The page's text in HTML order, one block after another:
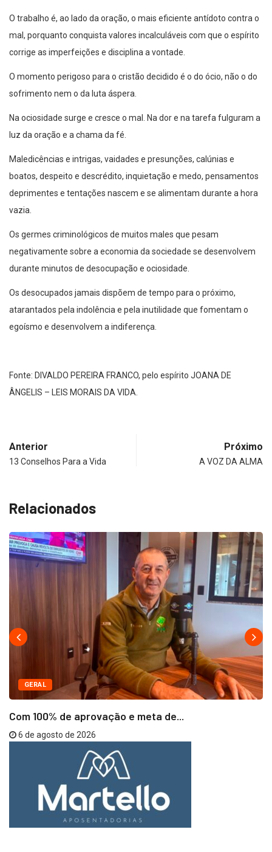
O trabalho é, ao lado da oração, o mais eficiente antídoto contra o
mal, porquanto conquista valores incalculáveis com que o espírito
corrige as imperfeições e disciplina a vontade.
O momento perigoso para o cristão decidido é o do ócio, não o do
sofrimento nem o da luta áspera.
Na ociosidade surge e cresce o mal. Na dor e na tarefa fulguram a
luz da oração e a chama da fé.
Maledicências e intrigas, vaidades e presunções, calúnias e
boatos, despeito e descrédito, inquietação e medo, pensamentos
deprimentes e tentações nascem e se alimentam durante a hora
vazia.
Os germes criminológicos de muitos males que pesam
negativamente sobre a economia da sociedade se desenvolvem
durante minutos de desocupação e ociosidade.
Os desocupados jamais dispõem de tempo para o próximo,
atarantados pela indolência e pela inutilidade que fomentam o
egoísmo e desenvolvem a indiferença.
Fonte: DIVALDO PEREIRA FRANCO, pelo espírito JOANA DE
ÂNGELIS – LEIS MORAIS DA VIDA.
Anterior
13 Conselhos Para a Vida
Próximo
A VOZ DA ALMA
Relacionados
GERAL
Com 100% de aprovação e meta de...
6 de agosto de 2026